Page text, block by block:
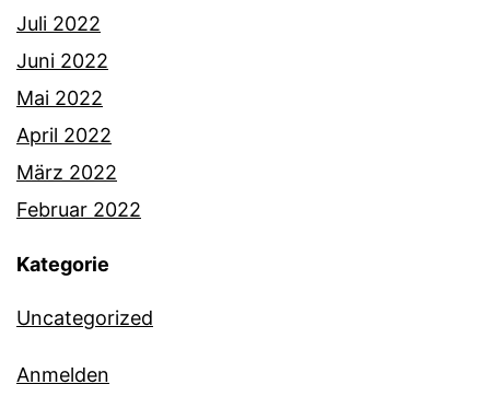
Juli 2022
Juni 2022
Mai 2022
April 2022
März 2022
Februar 2022
Kategorie
Uncategorized
Anmelden